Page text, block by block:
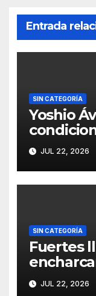
Entrada
SIN CATEGORÍA
Yoshio
figura
JUL 22, 2026
SIN CATEGORÍA
Fuertes
un árbol,
Acapulco
JUL 22, 2026